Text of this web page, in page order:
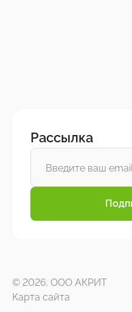
Рассылка
© 2026. ООО АКРИТ
Карта сайта